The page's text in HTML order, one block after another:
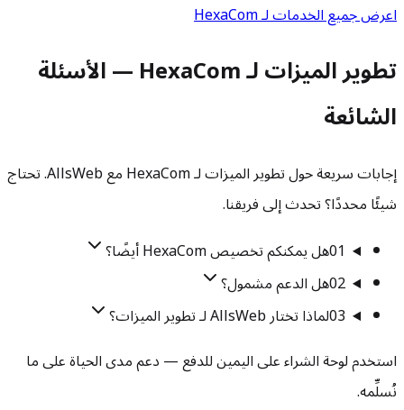
اعرض جميع الخدمات لـ HexaCom
تطوير الميزات لـ HexaCom — الأسئلة
الشائعة
إجابات سريعة حول تطوير الميزات لـ HexaCom مع AllsWeb. تحتاج
شيئًا محددًا؟ تحدث إلى فريقنا.
01هل يمكنكم تخصيص HexaCom أيضًا؟
02هل الدعم مشمول؟
03لماذا تختار AllsWeb لـ تطوير الميزات؟
استخدم لوحة الشراء على اليمين للدفع — دعم مدى الحياة على ما
نُسلِّمه.